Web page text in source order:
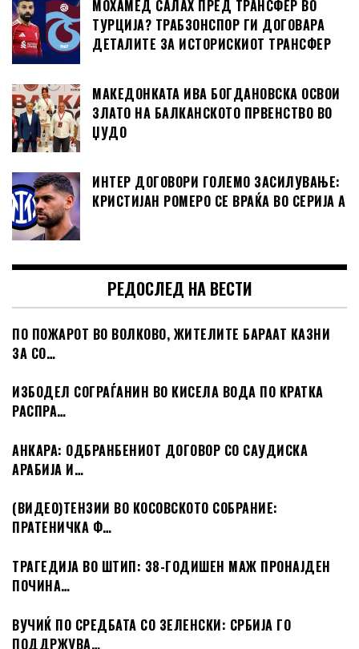
МОХАМЕД САЛАХ ПРЕД ТРАНСФЕР ВО
ТУРЦИЈА? ТРАБЗОНСПОР ГИ ДОГОВАРА
ДЕТАЛИТЕ ЗА ИСТОРИСКИОТ ТРАНСФЕР
МАКЕДОНКАТА ИВА БОГДАНОВСКА ОСВОИ
ЗЛАТО НА БАЛКАНСКОТО ПРВЕНСТВО ВО
ЏУДО
ИНТЕР ДОГОВОРИ ГОЛЕМО ЗАСИЛУВАЊЕ:
КРИСТИЈАН РОМЕРО СЕ ВРАЌА ВО СЕРИЈА А
РЕДОСЛЕД НА ВЕСТИ
ПО ПОЖАРОТ ВО ВОЛКОВО, ЖИТЕЛИТЕ БАРААТ КАЗНИ
ЗА СО…
ИЗБОДЕЛ СОГРАЃАНИН ВО КИСЕЛА ВОДА ПО КРАТКА
РАСПРА…
АНКАРА: ОДБРАНБЕНИОТ ДОГОВОР СО САУДИСКА
АРАБИЈА И…
(ВИДЕО)ТЕНЗИИ ВО КОСОВСКОТО СОБРАНИЕ:
ПРАТЕНИЧКА Ф…
ТРАГЕДИЈА ВО ШТИП: 38-ГОДИШЕН МАЖ ПРОНАЈДЕН
ПОЧИНА…
ВУЧИЌ ПО СРЕДБАТА СО ЗЕЛЕНСКИ: СРБИЈА ГО
ПОДДРЖУВА…